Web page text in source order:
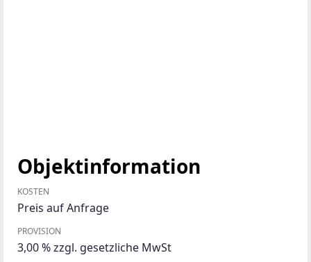
Objektinformation
KOSTEN
Preis auf Anfrage
PROVISION
3,00 % zzgl. gesetzliche MwSt